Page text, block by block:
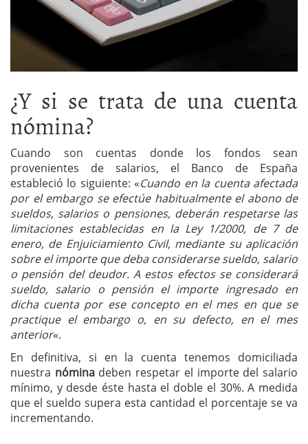
¿Y si se trata de una cuenta
nómina?
Cuando son cuentas donde los fondos sean
provenientes de salarios, el Banco de España
estableció lo siguiente: «Cuando en la cuenta afectada
por el embargo se efectúe habitualmente el abono de
sueldos, salarios o pensiones, deberán respetarse las
limitaciones establecidas en la Ley 1/2000, de 7 de
enero, de Enjuiciamiento Civil, mediante su aplicación
sobre el importe que deba considerarse sueldo, salario
o pensión del deudor. A estos efectos se considerará
sueldo, salario o pensión el importe ingresado en
dicha cuenta por ese concepto en el mes en que se
practique el embargo o, en su defecto, en el mes
anterior«.
En definitiva, si en la cuenta tenemos domiciliada
nuestra nóminadeben respetar el importe del salario
mínimo, y desde éste hasta el doble el 30%. A medida
que el sueldo supera esta cantidad el porcentaje se va
incrementando.